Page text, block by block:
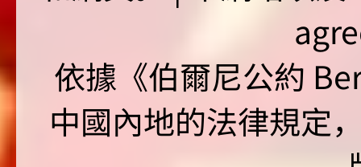
依據《伯爾尼公約
中國內地的法律規定